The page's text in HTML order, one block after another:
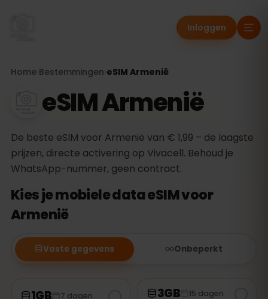
Inloggen
Home Bestemmingen eSIM Armenië
eSIM Armenië
De beste eSIM voor Armenië van € 1,99 – de laagste
prijzen, directe activering op Vivacell. Behoud je
WhatsApp-nummer, geen contract.
Kies je mobiele data eSIM voor
Armenië
Vaste gegevens Onbeperkt
1GB 7 dagen 3GB 15 dagen